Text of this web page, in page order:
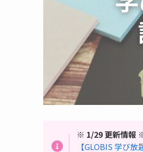
※ 1/29 更新情報
【GLOBIS 学び放